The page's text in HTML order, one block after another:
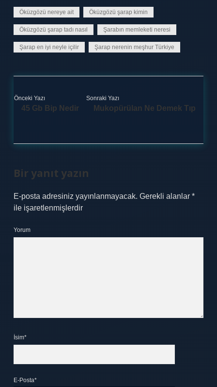
Öküzgözü nereye ait Öküzgözü şarap kimin
Öküzgözü şarap tadı nasıl Şarabın memleketi neresi
Şarap en iyi neyle içilir Şarap nerenin meşhur Türkiye
Önceki Yazı
45 Gb Bip Nedir
Sonraki Yazı
Mukopürülan Ne Demek Tıp
Bir yanıt yazın
E-posta adresiniz yayınlanmayacak. Gerekli alanlar *
ile işaretlenmişlerdir
Yorum
İsim*
E-Posta*